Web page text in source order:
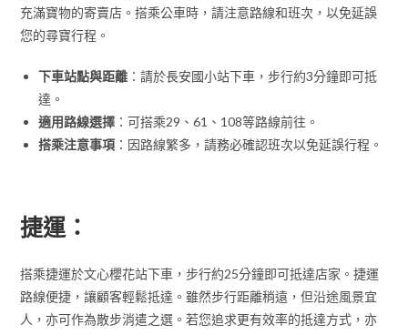
充滿寶物的寄賣店。搭乘公車時，請注意路線和班次，以免延誤
您的尋寶行程。
下車站點與距離 ：請於長安國小站下車，步行約3分鐘即可抵
達。
適用路線選擇 ：可搭乘29、61、108等路線前往。
搭乘注意事項 ：因路線繁多，請務必確認班次以免延誤行程。
捷運：
搭乘捷運於文心櫻花站下車，步行約25分鐘即可抵達店家。捷運
路線便捷，讓顧客輕鬆抵達。雖然步行距離稍遠，但沿途風景宜
人，亦可作為散步消遣之選。若您追求更有效率的抵達方式，亦